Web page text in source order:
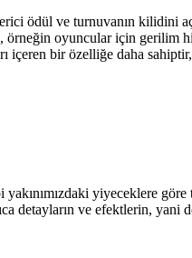
ödül ve turnuvanın kilidini
oyuncular için
içeren bir özelliğe daha
yiyeceklere
ve efektlerin, yani